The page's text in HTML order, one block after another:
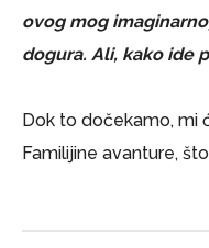
ovog mog
dogura. Ali, kako ide
Dok to dočekamo, mi
Familijine avanture,